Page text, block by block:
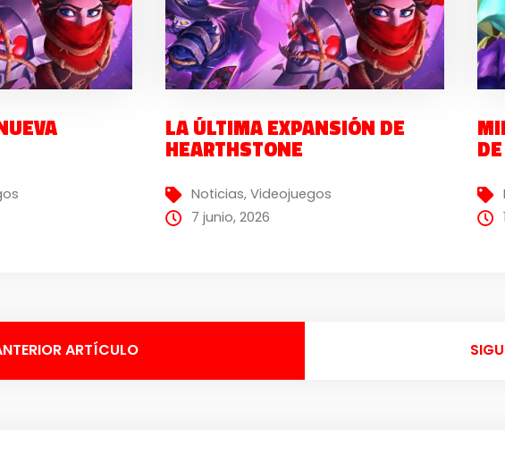
LA ÚLTIMA EXPANSIÓN DE
HEARTHSTONE
Noticias, Videojuegos
7 junio, 2026
ARTÍCULO